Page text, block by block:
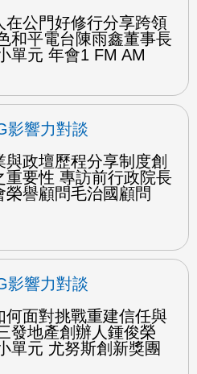
在公門好修行分享跨領
和平電台陳雨鑫董事長
單元 年會1 FM AM
影響力對談
政壇歷程分享制度創
重要性 專訪前行政院長
榮譽顧問毛治國顧問
影響力對談
何面對挑戰重建信任與
發地產創辦人鍾俊榮
單元 尤努斯創新獎團